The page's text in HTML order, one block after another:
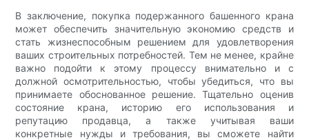
В заключение, покупка подержанного башенного крана
может обеспечить значительную экономию средств и
стать жизнеспособным решением для удовлетворения
ваших строительных потребностей. Тем не менее, крайне
важно подойти к этому процессу внимательно и с
должной осмотрительностью, чтобы убедиться, что вы
принимаете обоснованное решение. Тщательно оценив
состояние крана, историю его использования и
репутацию продавца, а также учитывая ваши
конкретные нужды и требования, вы сможете найти